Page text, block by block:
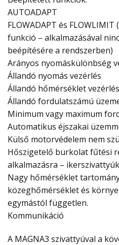
AUTOADAPT
FLOWADAPT és
funkció – alkalmazásával
beépítésére a rendszerben)
Arányos nyomáskülönbség
Állandó nyomás vezérlés
Állandó hőmérséklet vezérlés
Állandó fordulatszámú
Minimum vagy maximum
Automatikus éjszakai
Külső motorvédelem nem
Hőszigetelő burkolat fűtési
alkalmazásra –
Nagy hőmérséklet
közeghőmérséklet és
egymástól független.
Kommunikáció
A MAGNA3 szivattyúval a